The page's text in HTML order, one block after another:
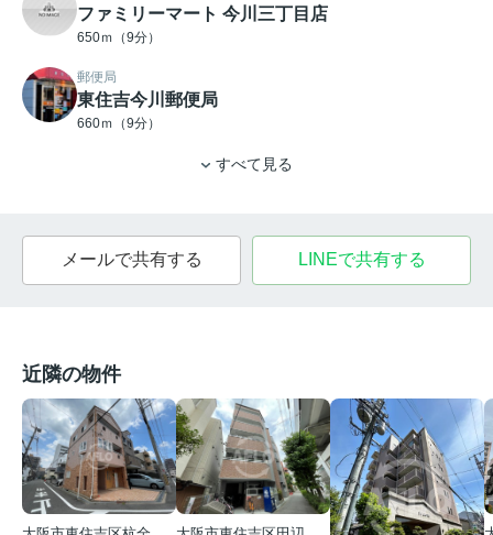
ファミリーマート 今川三丁目店
650ｍ（9分）
郵便局
東住吉今川郵便局
660ｍ（9分）
すべて見る
メールで共有する LINEで共有する
近隣の物件